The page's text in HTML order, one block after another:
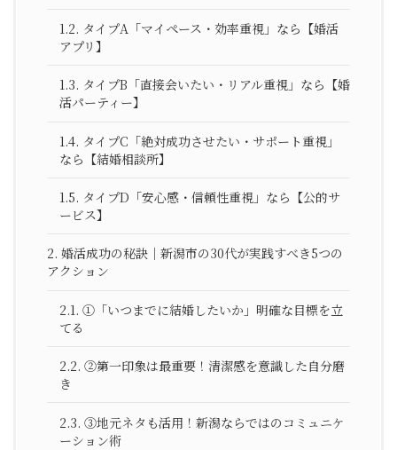
1.2. タイプA「マイペース・効率重視」なら【婚活
アプリ】
1.3. タイプB「直接会いたい・リアル重視」なら【婚
活パーティー】
1.4. タイプC「絶対成功させたい・サポート重視」
なら【結婚相談所】
1.5. タイプD「安心感・信頼性重視」なら【公的サ
ービス】
2. 婚活成功の秘訣｜新潟市の30代が実践すべき5つの
アクション
2.1. ①「いつまでに結婚したいか」明確な目標を立
てる
2.2. ②第一印象は最重要！清潔感を意識した自分磨
き
2.3. ③地元ネタも活用！新潟ならではのコミュニケ
ーション術